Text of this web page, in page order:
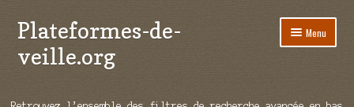
Aller
à
la
Aller
au
contenu
Plateformes-de-
veille.org
Menu